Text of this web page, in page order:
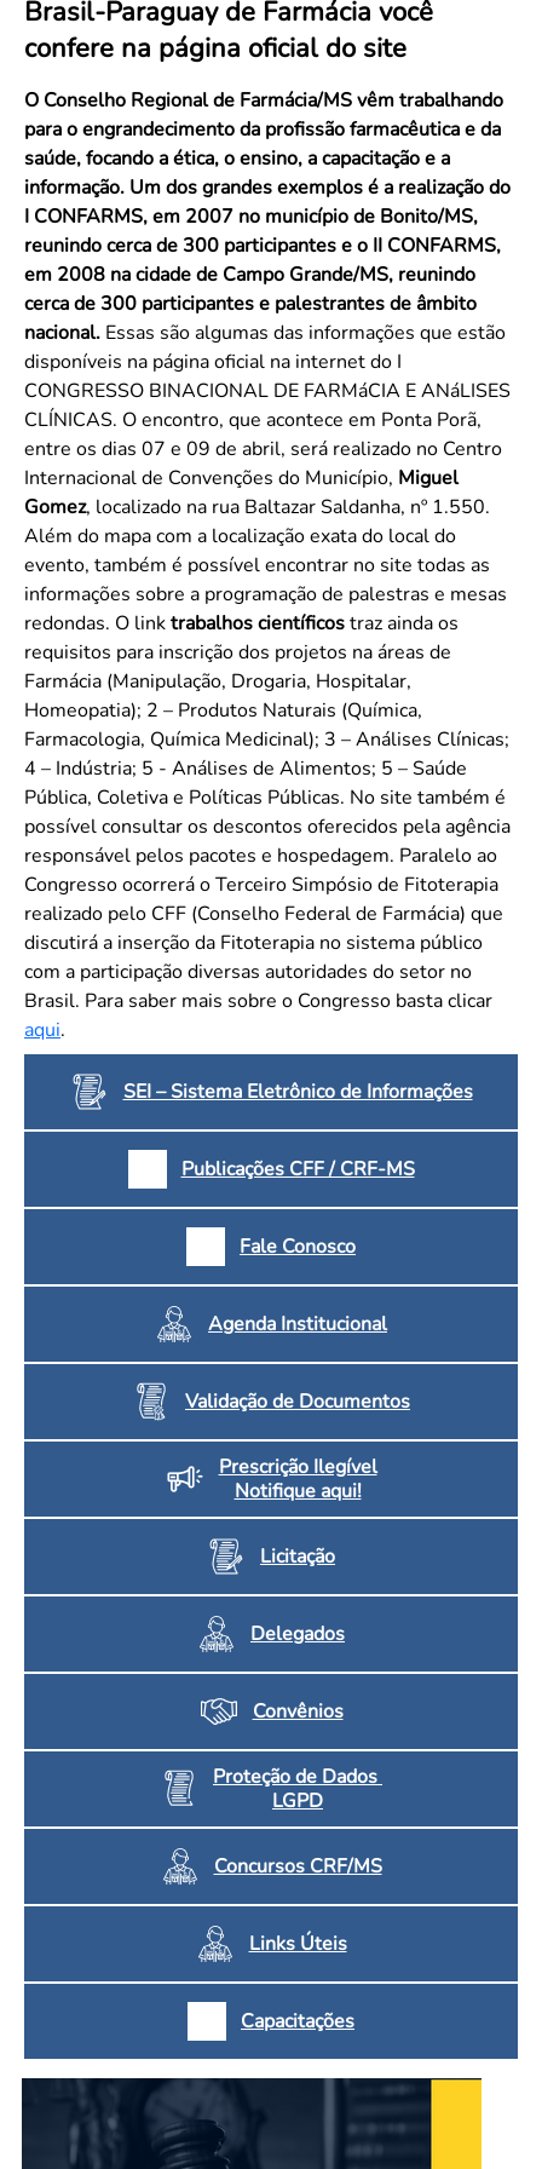
Convenção Coletiva 2025/2026 – Piso salarial Farmácias e Drogaria
Consulta de Farmacêuticos e Estabelecimentos Inscritos no CRF/MS
Saúde Pública e Indígena
Calendário Eleitoral
Candidatos
Votação
Dúvidas Frequentes
Eleições Anteriores
Brasil-Paraguay de Farmácia você
confere na página oficial do site
O Conselho Regional de Farmácia/MS vêm trabalhando
para o engrandecimento da profissão farmacêutica e da
saúde, focando a ética, o ensino, a capacitação e a
informação. Um dos grandes exemplos é a realização do
I CONFARMS, em 2007 no município de Bonito/MS,
reunindo cerca de 300 participantes e o II CONFARMS,
em 2008 na cidade de Campo Grande/MS, reunindo
cerca de 300 participantes e palestrantes de âmbito
nacional. Essas são algumas das informações que estão
disponíveis na página oficial na internet do I
CONGRESSO BINACIONAL DE FARMáCIA E ANáLISES
CLÍNICAS. O encontro, que acontece em Ponta Porã,
entre os dias 07 e 09 de abril, será realizado no Centro
Internacional de Convenções do Município, Miguel
Gomez, localizado na rua Baltazar Saldanha, nº 1.550.
Além do mapa com a localização exata do local do
evento, também é possível encontrar no site todas as
informações sobre a programação de palestras e mesas
redondas. O linktrabalhos científicostraz ainda os
requisitos para inscrição dos projetos na áreas de
Farmácia (Manipulação, Drogaria, Hospitalar,
Homeopatia); 2 – Produtos Naturais (Química,
Farmacologia, Química Medicinal); 3 – Análises Clínicas;
4 – Indústria; 5 - Análises de Alimentos; 5 – Saúde
Pública, Coletiva e Políticas Públicas. No site também é
possível consultar os descontos oferecidos pela agência
responsável pelos pacotes e hospedagem. Paralelo ao
Congresso ocorrerá o Terceiro Simpósio de Fitoterapia
realizado pelo CFF (Conselho Federal de Farmácia) que
discutirá a inserção da Fitoterapia no sistema público
com a participação diversas autoridades do setor no
Brasil. Para saber mais sobre o Congresso basta clicar
aqui.
SEI – Sistema Eletrônico de Informações
Publicações CFF / CRF-MS
Fale Conosco
Agenda Institucional
Validação de Documentos
Prescrição Ilegível
Notifique aqui!
Licitação
Delegados
Convênios
Proteção de Dados
LGPD
Concursos CRF/MS
Links Úteis
Capacitações